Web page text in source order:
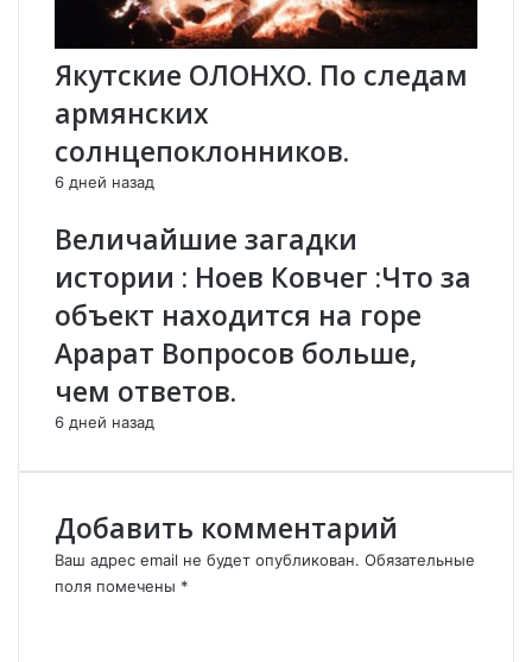
Якутские ОЛОНХО. По следам
армянских
солнцепоклонников.
6 дней назад
Величайшие загадки
истории : Ноев Ковчег :Что за
объект находится на горе
Арарат Вопросов больше,
чем ответов.
6 дней назад
Добавить комментарий
Ваш адрес email не будет опубликован. Обязательные
поля помечены *